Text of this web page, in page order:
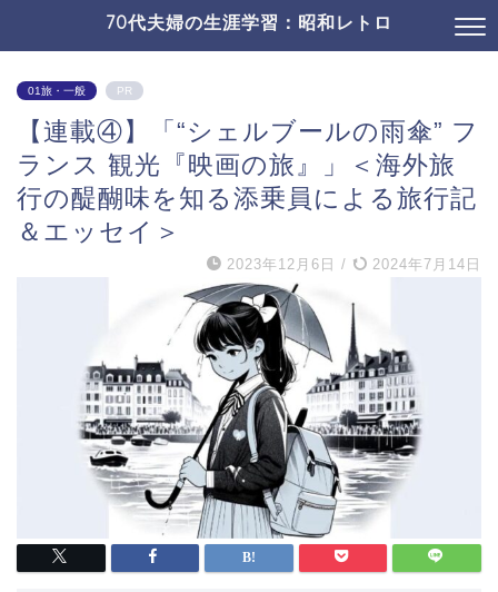
70代夫婦の生涯学習：昭和レトロ
01旅・一般 PR
【連載④】「“シェルブールの雨傘” フ
ランス 観光『映画の旅』」＜海外旅
行の醍醐味を知る添乗員による旅行記
＆エッセイ＞
2023年12月6日 / 2024年7月14日